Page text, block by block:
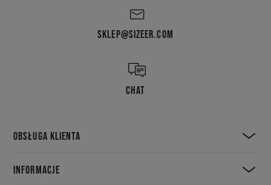
SKLEP@SIZEER.COM
CHAT
OBSŁUGA KLIENTA
INFORMACJE